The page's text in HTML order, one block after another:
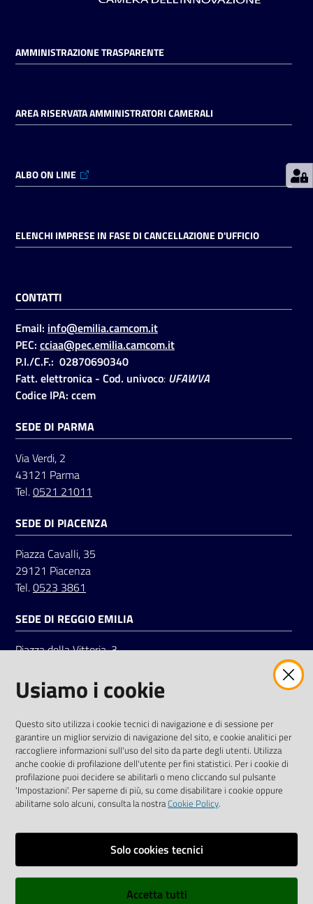
Pagamenti
Seguici
su
AMMINISTRAZIONE TRASPARENTE
AREA RISERVATA AMMINISTRATORI CAMERALI
ALBO ON LINE
ELENCHI IMPRESE IN FASE DI CANCELLAZIONE D'UFFICIO
CONTATTI
Email: info@emilia.camcom.it
PEC: cciaa@pec.emilia.camcom.it
P.I./C.F.: 02870690340
Fatt. elettronica - Cod. univoco: UFAWVA
Codice IPA: ccem
SEDE DI PARMA
Via Verdi, 2
43121 Parma
Tel.0521 21011
SEDE DI PIACENZA
Piazza Cavalli, 35
29121 Piacenza
Tel.0523 3861
SEDE DI REGGIO EMILIA
Piazza della Vittoria, 3
Tel.0522 7961
LinkedinFacebookInstagram
Informative e liberatorie privacy
Usiamo i cookie
Questo sito utilizza i cookie tecnici di navigazione e di sessione per
garantire un miglior servizio di navigazione del sito, e cookie analitici per
raccogliere informazioni sull'uso del sito da parte degli utenti. Utilizza
anche cookie di profilazione dell'utente per fini statistici. Per i cookie di
profilazione puoi decidere se abilitarli o meno cliccando sul pulsante
'Impostazioni'. Per saperne di più, su come disabilitare i cookie oppure
abilitarne solo alcuni, consulta la nostraCookie Policy.
Solo cookies tecnici
Accetta tutti